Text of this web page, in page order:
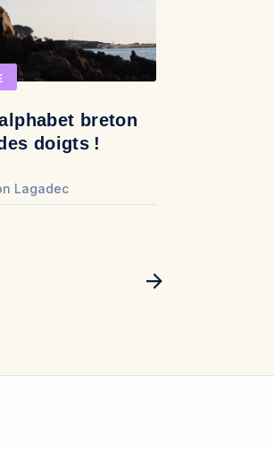
breton
doigts !
Lagadec